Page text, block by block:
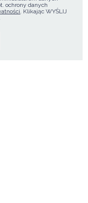
ochrony danych
. Klikając WYŚLIJ